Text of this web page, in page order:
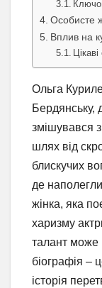
Особисте
Вплив на
Ольга
Бердянську,
змішувався з
шлях від
блискучих
де
жінка, яка
харизму
талант може
біографія –
історія